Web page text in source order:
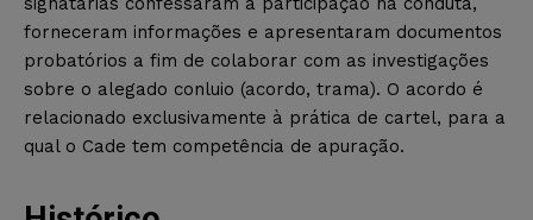
forneceram informações e apresentaram documentos
probatórios a fim de colaborar com as investigações
sobre o alegado conluio (acordo, trama). O acordo é
relacionado exclusivamente à prática de cartel, para a
qual o Cade tem competência de apuração.